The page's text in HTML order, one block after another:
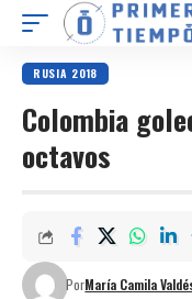
RUSIA 2018
Colombia
octavos
PorMaría Camila